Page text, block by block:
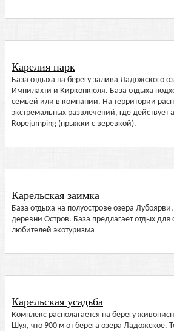
Карелия парк
База отдыха на берегу залива Ладожского
Импилахти и Кирконкюля. База отдыха
семьей или в компании. На территории
экстремальных развлечений, где действует
Ropejumping (прыжки с веревкой).
Карельская заимка
База отдыха на полуострове озера
деревни Остров. База предлагает отдых
любителей экотуризма
Карельская усадьба
Комплекс располагается на берегу
Шуя, что 900 м от берега озера Ладожское.